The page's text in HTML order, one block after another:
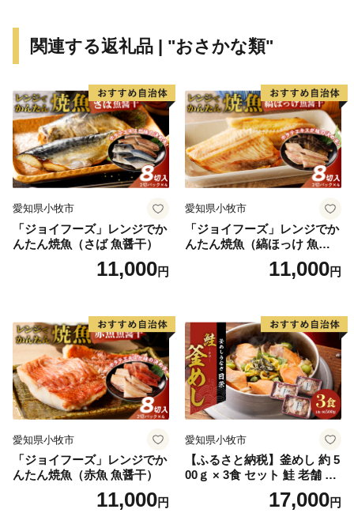
関連する返礼品 | "おさかな類"
愛知県小牧市
「ジョイフーズ」レンジでか
んたん焼魚（さば 魚醤干）
11,000円
愛知県小牧市
「ジョイフーズ」レンジでか
んたん焼魚（縞ほっけ 魚醤
11,000円
愛知県小牧市
「ジョイフーズ」レンジでか
んたん焼魚（赤魚 魚醤干）
11,000円
愛知県小牧市
【ふるさと納税】釜めし 約 5
00ｇ × 3食 セット 鮭 老舗 急
速冷凍 レンチン 時短 簡単調
理 食品 加工品 海鮮 手作り
17,000円